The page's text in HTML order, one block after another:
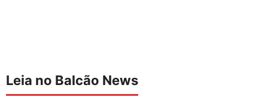
Leia no Balcão News